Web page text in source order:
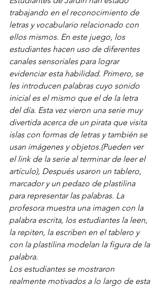
trabajando en el reconocimiento de
letras y vocabulario relacionado con
ellos mismos. En este juego, los
estudiantes hacen uso de diferentes
canales sensoriales para lograr
evidenciar esta habilidad. Primero, se
les introducen palabras cuyo sonido
inicial es el mismo que el de la letra
del día. Esta vez vieron una serie muy
divertida acerca de un pirata que visita
islas con formas de letras y también se
usan imágenes y objetos.(Pueden ver
el link de la serie al terminar de leer el
artículo), Después usaron un tablero,
marcador y un pedazo de plastilina
para representar las palabras. La
profesora muestra una imagen con la
palabra escrita, los estudiantes la leen,
la repiten, la escriben en el tablero y
con la plastilina modelan la figura de la
palabra.
Los estudiantes se mostraron
realmente motivados a lo largo de esta